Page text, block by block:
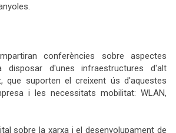
conferències sobre aspectes
disposar d'unes infraestructures d'alt
que suporten el creixent ús d'aquestes
i les necessitats mobilitat: WLAN,
sobre la xarxa i el desenvolupament de